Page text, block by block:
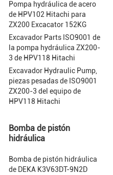
Pompa hydráulica de acero
de HPV102 Hitachi para
ZX200 Excacator 152KG
Excavador Parts ISO9001 de
la pompa hydráulica ZX200-
3 de HPV118 Hitachi
Excavador Hydraulic Pump,
piezas pesadas de ISO9001
ZX200-3 del equipo de
HPV118 Hitachi
Bomba de pistón
hidráulica
Bomba de pistón hidráulica
de DEKA K3V63DT-9N2D